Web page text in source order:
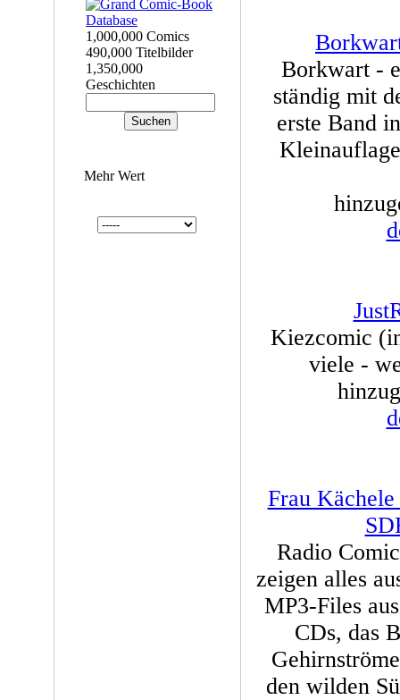
1,000,000 Comics
490,000 Titelbilder
1,350,000
Geschichten
Mehr Wert
Borkwart -
ständig mit
erste Band
Kiezcomic
viele -
Frau
Radio
zeigen alles
MP3-Files
CDs, das
den wilden